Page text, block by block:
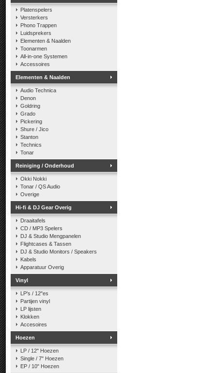
Platenspelers
Versterkers
Phono Trappen
Luidsprekers
Elementen & Naalden
Toonarmen
All-in-one Systemen
Accessoires
Elementen & Naalden
Audio Technica
Denon
Goldring
Grado
Pickering
Shure / Jico
Stanton
Technics
Tonar
Reiniging / Onderhoud
Okki Nokki
Tonar / QS Audio
Overige
Hi-fi & DJ Gear Overig
Draaitafels
CD / MP3 Spelers
DJ & Studio Mengpanelen
Flightcases & Tassen
DJ & Studio Monitors / Speakers
Kabels
Apparatuur Overig
Vinyl
LP's / 12"es
Partijen vinyl
LP lijsten
Klokken
Accesoires
Hoezen
LP / 12" Hoezen
Single / 7" Hoezen
EP / 10" Hoezen